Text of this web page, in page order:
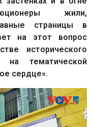
жили,
страницы в
на этот вопрос
исторического
на тематической
сердце».